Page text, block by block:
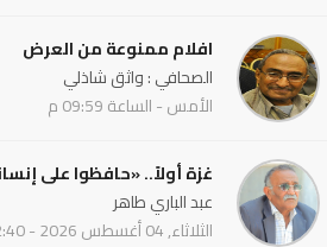
افلام ممنوعة من العرض
الصحافي : واثق شاذلي
الأمس - الساعة 09:59 م
غزة أولاً.. «حافظوا على
عبد الباري طاهر
الثلاثاء, 04 أغسطس 2026 - 12:40 ص